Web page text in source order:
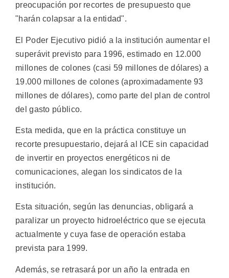
preocupación por recortes de presupuesto que
"harán colapsar a la entidad".
El Poder Ejecutivo pidió a la institución aumentar el
superávit previsto para 1996, estimado en 12.000
millones de colones (casi 59 millones de dólares) a
19.000 millones de colones (aproximadamente 93
millones de dólares), como parte del plan de control
del gasto público.
Esta medida, que en la práctica constituye un
recorte presupuestario, dejará al ICE sin capacidad
de invertir en proyectos energéticos ni de
comunicaciones, alegan los sindicatos de la
institución.
Esta situación, según las denuncias, obligará a
paralizar un proyecto hidroeléctrico que se ejecuta
actualmente y cuya fase de operación estaba
prevista para 1999.
Además, se retrasará por un año la entrada en